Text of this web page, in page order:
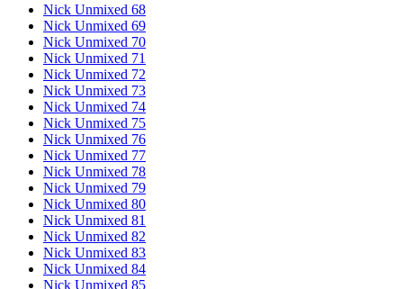
Nick Unmixed 68
Nick Unmixed 69
Nick Unmixed 70
Nick Unmixed 71
Nick Unmixed 72
Nick Unmixed 73
Nick Unmixed 74
Nick Unmixed 75
Nick Unmixed 76
Nick Unmixed 77
Nick Unmixed 78
Nick Unmixed 79
Nick Unmixed 80
Nick Unmixed 81
Nick Unmixed 82
Nick Unmixed 83
Nick Unmixed 84
Nick Unmixed 85